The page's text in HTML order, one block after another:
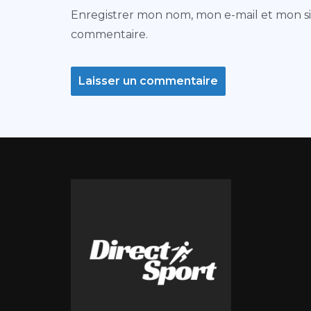
Enregistrer mon nom, mon e-mail et mon
commentaire.